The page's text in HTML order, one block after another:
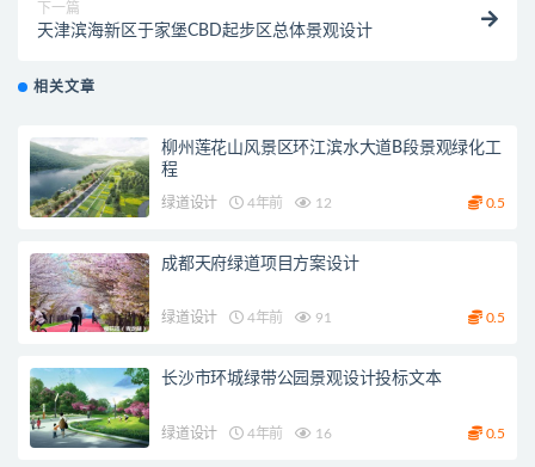
下一篇
天津滨海新区于家堡CBD起步区总体景观设计
相关文章
柳州莲花山风景区环江滨水大道B段景观绿化工
程
绿道设计 4年前 12 0.5
成都天府绿道项目方案设计
绿道设计 4年前 91 0.5
长沙市环城绿带公园景观设计投标文本
绿道设计 4年前 16 0.5